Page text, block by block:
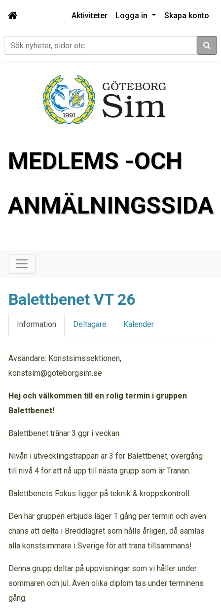
Aktiviteter Logga in Skapa konto
Sök
MEDLEMS -OCH
ANMÄLNINGSSIDA
Balettbenet VT 26
Information Deltagare Kalender
Avsändare: Konstsimssektionen,
konstsim@goteborgsim.se
Hej och välkommen till en rolig termin i gruppen
Balettbenet!
Balettbenet tränar 3 ggr i veckan.
Nivån i utvecklingstrappan är 3 för Balettbenet, övergång
till nivå 4 för att nå upp till nästa grupp som är Tranan.
Balettbenets Fokus ligger på teknik & kroppskontroll.
Den här gruppen erbjuds läger 1 gång per termin och även
chans att delta i Breddlägret som hålls årligen, då samlas
alla konstsimmare i Sverige för att träna tillsammans!
Denna grupp deltar på uppvisningar som vi håller under
sommaren och jul. Även olika diplom tas under terminens
gång.